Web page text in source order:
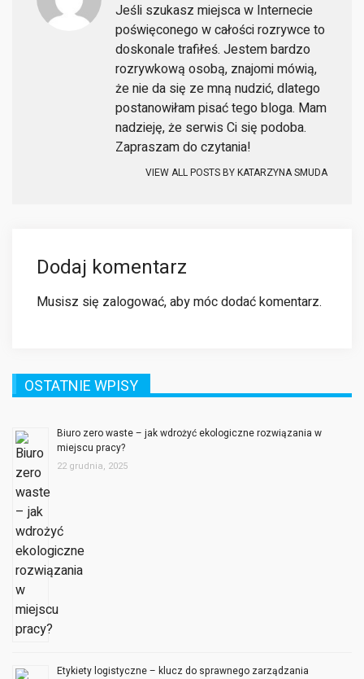
Jeśli szukasz miejsca w Internecie
poświęconego w całości rozrywce to
doskonale trafiłeś. Jestem bardzo
rozrywkową osobą, znajomi mówią,
że nie da się ze mną nudzić, dlatego
postanowiłam pisać tego bloga. Mam
nadzieję, że serwis Ci się podoba.
Zapraszam do czytania!
VIEW ALL POSTS BYKATARZYNA SMUDA
Dodaj komentarz
Musisz się zalogować, aby móc dodać komentarz.
OSTATNIE WPISY
Biuro zero waste – jak wdrożyć ekologiczne rozwiązania w
miejscu pracy?
22 grudnia, 2025
Etykiety logistyczne – klucz do sprawnego zarządzania